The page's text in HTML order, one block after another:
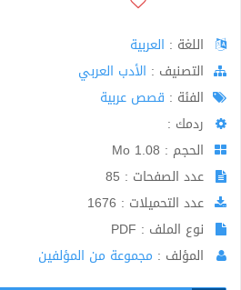
اللغة : العربية
اﻟﺘﺼﻨﻴﻒ : الأدب العربي
الفئة : قصص عربية
ردمك :
الحجم : 1.08 Mo
عدد الصفحات : 85
عدد التحميلات : 1676
نوع الملف : PDF
المؤلف : مجموعة من المؤلفين